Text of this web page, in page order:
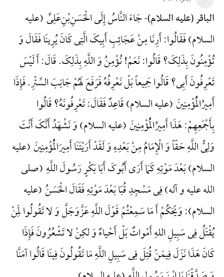
الباقر (علیه السلام)-جَاءَ النَّاسُ إِلَی الْحَسَنِ‌بْنِ‌عَلِیٍّ (علیه
السلام) فَقَالُوا: أَرِنَا مِنْ عَجَائِبِ أَبِیکَ الَّتِی کَانَ یُرِینَا فَقَالَ وَ
تُؤْمِنُونَ بِذَلِکَ؟ قَالُوا: نَعَمْ! نُؤْمِنُ وَ اللَّهِ بِذَلِکَ. قَالَ: أَ لَیْسَ
تَعْرِفُونَ أَبِی؟ قَالُوا جَمِیعاً بَلْ نَعْرِفُهُ فَرَفَعَ لَهُمْ جَانِبَ السِّتْرِ. فَإِذَا
أَمِیرُالْمُؤْمِنِینَ (علیه السلام) قَاعِدٌ فَقَالَ: تَعْرِفُونَهُ؟ قَالُوا
بِأَجْمَعِهِمْ: هَذَا أَمِیرُالْمُؤْمِنِینَ (علیه السلام) وَ نَشْهَدُ أَنَّکَ أَنْتَ
وَلِیُّ اللَّهِ حَقّاً وَ الْإِمَامُ مِنْ بَعْدِهِ وَ لَقَدْ أَرَیْتَنَا أَمِیرَالْمُؤْمِنِینَ (علیه
السلام) بَعْدَ مَوْتِهِ کَمَا أَرَی أَبُوکَ أَبَا بَکْرٍ رَسُولَ اللَّهِ (صلی
الله علیه و آله) فِی مَسْجِدِ قُبَا بَعْدَ مَوْتِهِ فَقَالَ الْحَسَنُ (علیه
السلام): وَیْحَکُمْ أَ مَا سَمِعْتُمْ قَوْلَ اللَّهِ عَزَّوَجَلَّ وَ لا تَقُولُوا لِمَنْ
یُقْتَلُ فِی سَبِیلِ اللهِ أَمْواتٌ بَلْ أَحْیاءٌ وَ لکِنْ لا تَشْعُرُونَ فَإِذَا
کَانَ هَذَا نَزَلَ فِیمَنْ قُتِلَ فِی سَبِیلِ اللَّهِ مَا تَقُولُونَ فِینَا قَالُوا آمَنَّا